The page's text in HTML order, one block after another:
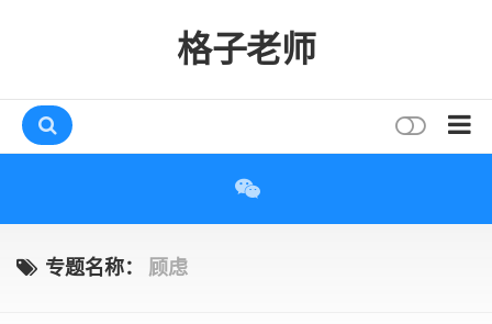
格子老师
互动
专题名称： 顾虑